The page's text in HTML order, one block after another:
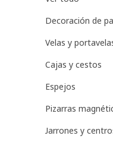
Decoración de
Velas y
Cajas y cestos
Espejos
Pizarras
Jarrones y